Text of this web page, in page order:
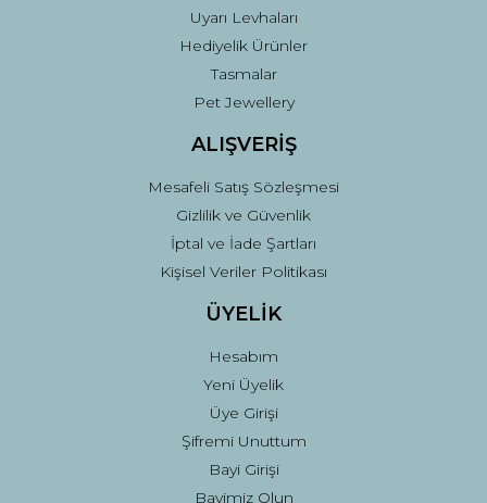
Uyarı Levhaları
Hediyelik Ürünler
Tasmalar
Pet Jewellery
ALIŞVERİŞ
Mesafeli Satış Sözleşmesi
Gizlilik ve Güvenlik
İptal ve İade Şartları
Kişisel Veriler Politikası
ÜYELİK
Hesabım
Yeni Üyelik
Üye Girişi
Şifremi Unuttum
Bayi Girişi
Bayimiz Olun